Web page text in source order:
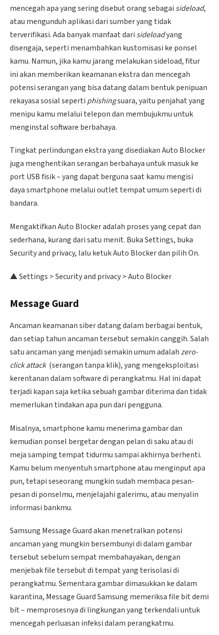
mencegah apa yang sering disebut orang sebagai sideload,
atau mengunduh aplikasi dari sumber yang tidak
terverifikasi. Ada banyak manfaat dari sideloadyang
disengaja, seperti menambahkan kustomisasi ke ponsel
kamu. Namun, jika kamu jarang melakukan sideload, fitur
ini akan memberikan keamanan ekstra dan mencegah
potensi serangan yang bisa datang dalam bentuk penipuan
rekayasa sosial seperti phishingsuara, yaitu penjahat yang
menipu kamu melalui telepon dan membujukmu untuk
menginstal software berbahaya.
Tingkat perlindungan ekstra yang disediakan Auto Blocker
juga menghentikan serangan berbahaya untuk masuk ke
port USB fisik – yang dapat berguna saat kamu mengisi
daya smartphone melalui outlet tempat umum seperti di
bandara.
Mengaktifkan Auto Blocker adalah proses yang cepat dan
sederhana, kurang dari satu menit. Buka Settings, buka
Security and privacy, lalu ketuk Auto Blocker dan pilih On.
▲ Settings > Security and privacy > Auto Blocker
Message Guard
Ancaman keamanan siber datang dalam berbagai bentuk,
dan setiap tahun ancaman tersebut semakin canggih. Salah
satu ancaman yang menjadi semakin umum adalahzero-
click attack(serangan tanpa klik), yang mengeksploitasi
kerentanan dalam software di perangkatmu. Hal ini dapat
terjadi kapan saja ketika sebuah gambar diterima dan tidak
memerlukan tindakan apa pun dari pengguna.
Misalnya, smartphone kamu menerima gambar dan
kemudian ponsel bergetar dengan pelan di saku atau di
meja samping tempat tidurmu sampai akhirnya berhenti.
Kamu belum menyentuh smartphone atau menginput apa
pun, tetapi seseorang mungkin sudah membaca pesan-
pesan di ponselmu, menjelajahi galerimu, atau menyalin
informasi bankmu.
Samsung Message Guard akan menetralkan potensi
ancaman yang mungkin bersembunyi di dalam gambar
tersebut sebelum sempat membahayakan, dengan
menjebak file tersebut di tempat yang terisolasi di
perangkatmu. Sementara gambar dimasukkan ke dalam
karantina, Message Guard Samsung memeriksa file bit demi
bit – memprosesnya di lingkungan yang terkendali untuk
mencegah perluasan infeksi dalam perangkatmu.